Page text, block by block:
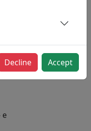
e
Decline Accept